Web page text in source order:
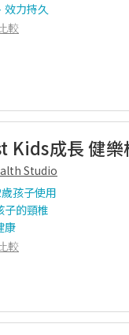
效力持久
較
Kids成長 健樂
Studio
孩子使用
子的頸椎
康
較